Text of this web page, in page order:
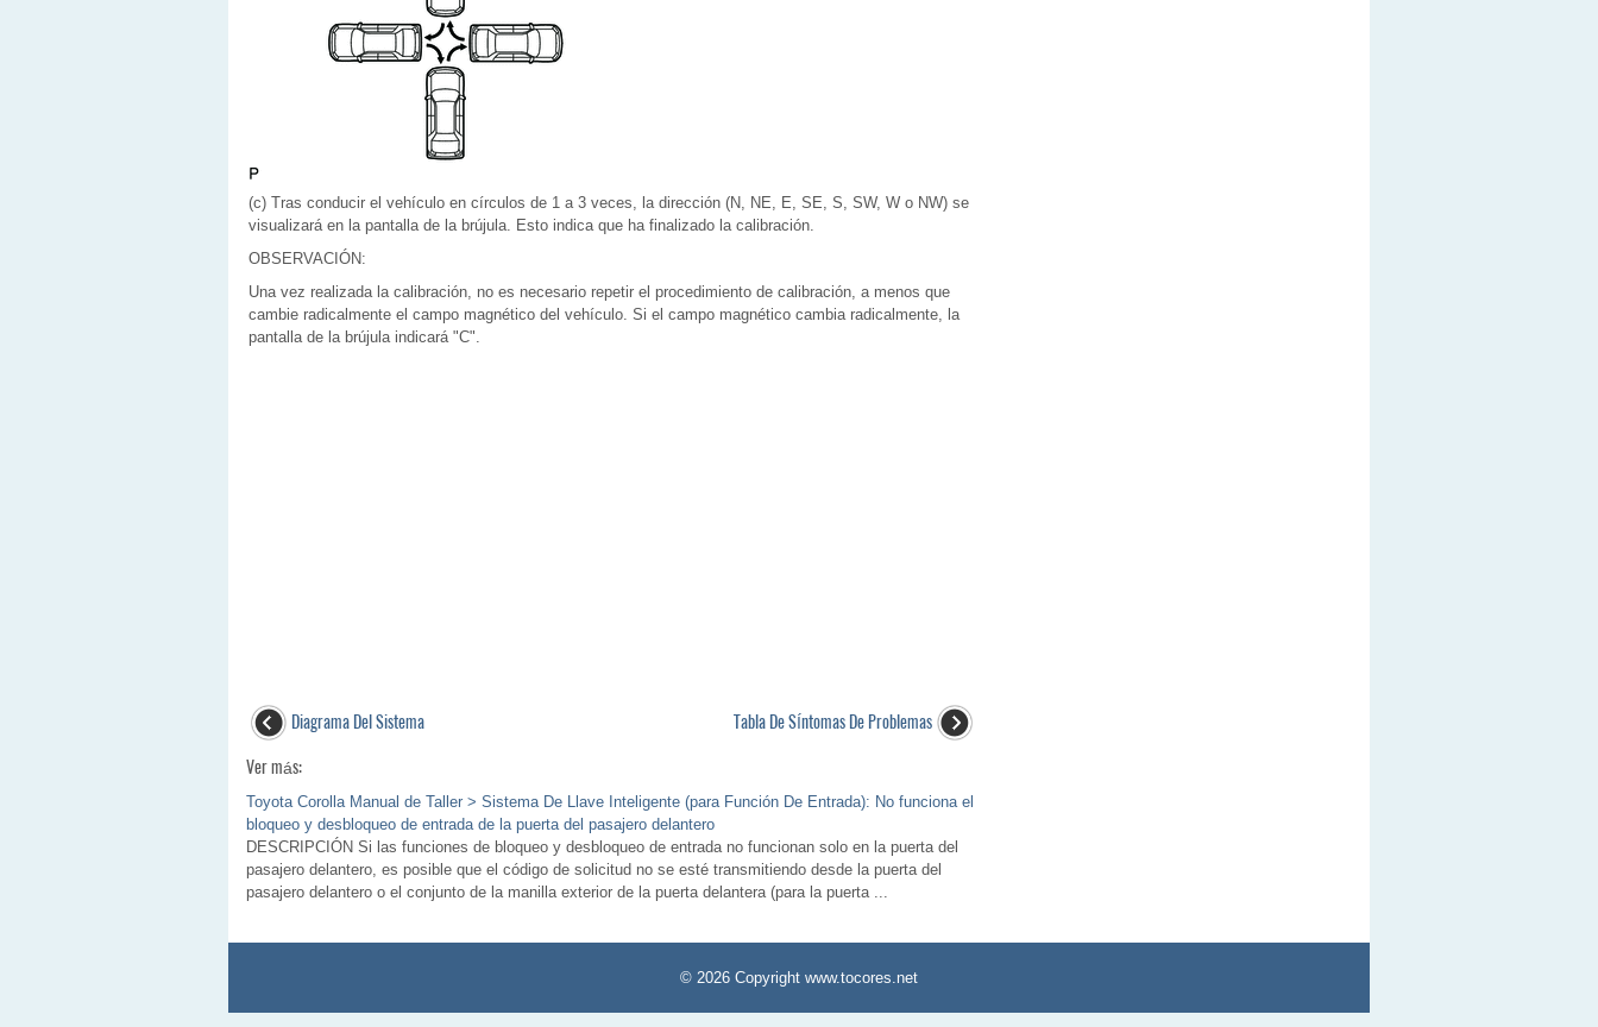
(c) Tras conducir el vehículo en círculos de 1 a 3 veces, la dirección (N, NE, E, SE, S, SW, W o NW) se
visualizará en la pantalla de la brújula. Esto indica que ha finalizado la calibración.
OBSERVACIÓN:
Una vez realizada la calibración, no es necesario repetir el procedimiento de calibración, a menos que
cambie radicalmente el campo magnético del vehículo. Si el campo magnético cambia radicalmente, la
pantalla de la brújula indicará "C".
Diagrama Del Sistema
Tabla De SÍntomas De Problemas
Ver más:
Toyota Corolla Manual de Taller > Sistema De Llave Inteligente (para Función De Entrada): No funciona el
bloqueo y desbloqueo de entrada de la puerta del pasajero delantero
DESCRIPCIÓN Si las funciones de bloqueo y desbloqueo de entrada no funcionan solo en la puerta del
pasajero delantero, es posible que el código de solicitud no se esté transmitiendo desde la puerta del
pasajero delantero o el conjunto de la manilla exterior de la puerta delantera (para la puerta ...
© 2026 Copyright www.tocores.net